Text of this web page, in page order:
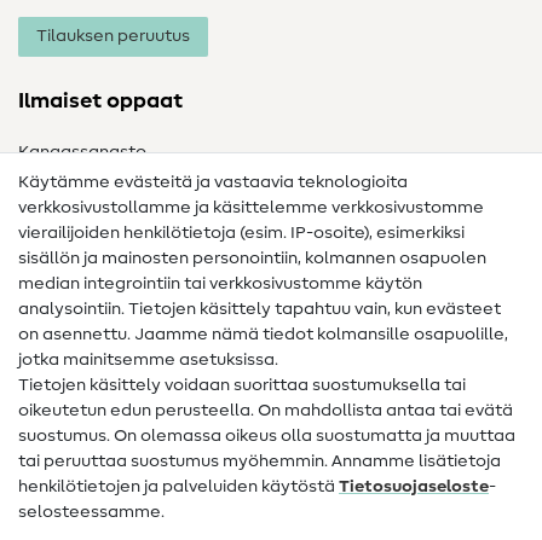
Tilauksen peruutus
Ilmaiset oppaat
Kangassanasto
Ompelusanasto
Ompeluohjeet
Apua ja yhteystiedot
Yhteystiedot
Tietoa omistajanvaihdoksesta
Peruutusoikeus
Suosittu
Käytämme evästeitä ja vastaavia teknologioita
verkkosivustollamme ja käsittelemme verkkosivustomme
vierailijoiden henkilötietoja (esim. IP-osoite), esimerkiksi
sisällön ja mainosten personointiin, kolmannen osapuolen
median integrointiin tai verkkosivustomme käytön
analysointiin. Tietojen käsittely tapahtuu vain, kun evästeet
on asennettu. Jaamme nämä tiedot kolmansille osapuolille,
jotka mainitsemme asetuksissa.
Tietojen käsittely voidaan suorittaa suostumuksella tai
oikeutetun edun perusteella. On mahdollista antaa tai evätä
suostumus. On olemassa oikeus olla suostumatta ja muuttaa
tai peruuttaa suostumus myöhemmin. Annamme lisätietoja
henkilötietojen ja palveluiden käytöstä Tietosuojaseloste-
selosteessamme.